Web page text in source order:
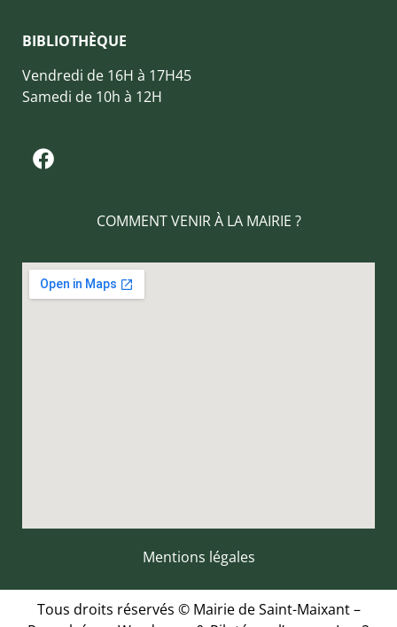
BIBLIOTHÈQUE
Vendredi de 16H à 17H45
Samedi de 10h à 12H
COMMENT VENIR À LA MAIRIE ?
Mentions légales
Tous droits réservés © Mairie de Saint-Maixant –